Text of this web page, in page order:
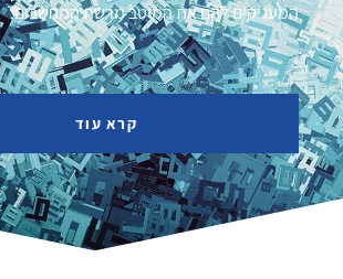
המעניקים להם את המיטב מרשת המחשבים.
קרא עוד